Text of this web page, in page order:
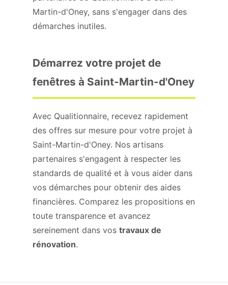
Martin-d'Oney, sans s'engager dans des
démarches inutiles.
Démarrez votre projet de
fenêtres à Saint-Martin-d'Oney
Avec Qualitionnaire, recevez rapidement
des offres sur mesure pour votre projet à
Saint-Martin-d'Oney. Nos artisans
partenaires s'engagent à respecter les
standards de qualité et à vous aider dans
vos démarches pour obtenir des aides
financières. Comparez les propositions en
toute transparence et avancez
sereinement dans vos travaux de
rénovation.